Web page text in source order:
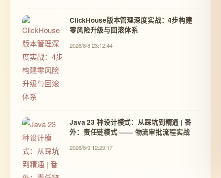
ClickHouse版本管理深度实战：4步构建
零风险升级与回滚体系
2026/8/8 23:12:44
Java 23 种设计模式：从踩坑到精通 | 番
外：责任链模式 —— 物流审批流程实战
2026/8/9 12:29:17